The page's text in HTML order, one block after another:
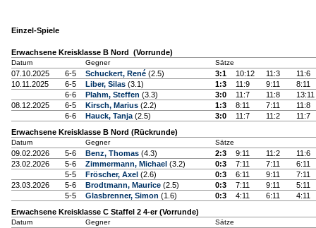
Einzel-Spiele
Erwachsene Kreisklasse B Nord (Vorrunde)
Datum Gegner Sätze
07.10.2025 6-5 Schuckert, René (2.5) 3:1 10:12 11:3
11:6
10.11.2025
6-5 Liber, Silas (3.1) 1:3 11:9 9:11
8:11
6-6
Plahm, Steffen (3.3) 3:0 11:7 11:8
13:11
08.12.2025
6-5 Kirsch, Marius (2.2) 1:3 8:11 7:11
11:8
6-6
Hauck, Tanja (2.5) 3:0 11:7 11:2
11:7
Erwachsene Kreisklasse B Nord (Rückrunde)
Datum Gegner Sätze
09.02.2026 5-6 Benz, Thomas (4.3) 2:3 9:11 11:2
11:6
23.02.2026
5-6 Zimmermann, Michael (3.2) 0:3 7:11 7:11
6:11
5-5
Fröscher, Axel (2.6) 0:3 6:11 9:11
7:11
23.03.2026
5-6 Brodtmann, Maurice (2.5) 0:3 7:11 9:11
5:11
5-5
Glasbrenner, Simon (1.6) 0:3 4:11 6:11
4:11
Erwachsene Kreisklasse C Staffel 2 4-er (Vorrunde)
Datum Gegner Sätze